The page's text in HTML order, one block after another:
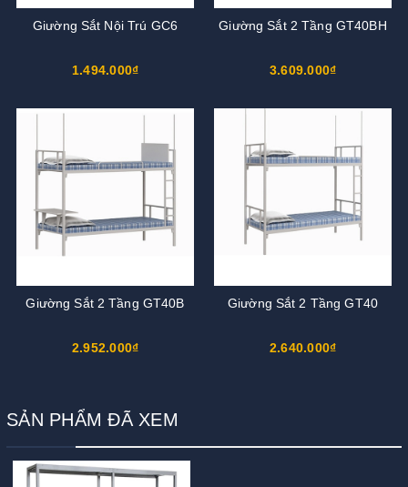
Giường Sắt Nội Trú GC6
1.494.000₫
Giường Sắt 2 Tầng GT40BH
3.609.000₫
Giường Sắt 2 Tầng GT40B
2.952.000₫
Giường Sắt 2 Tầng GT40
2.640.000₫
SẢN PHẨM ĐÃ XEM